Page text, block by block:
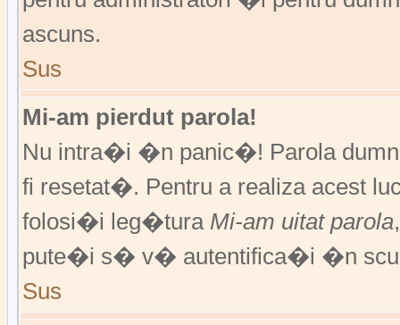
ascuns.
Sus
Mi-am pierdut parola!
Nu intra�i �n panic�! Parola
fi resetat�. Pentru a realiza acest
folosi�i leg�tura Mi-am uitat parola
pute�i s� v� autentifica�i �n
Sus